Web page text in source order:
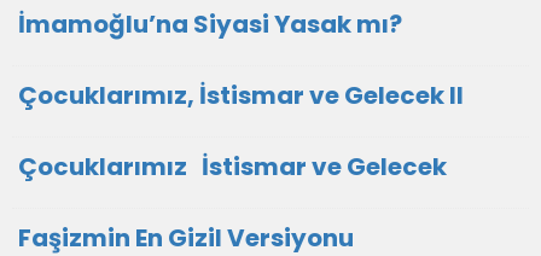
İmamoğlu’na Siyasi Yasak mı?
Çocuklarımız, İstismar ve Gelecek II
Çocuklarımız İstismar ve Gelecek
Faşizmin En Gizil Versiyonu